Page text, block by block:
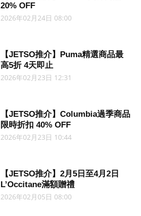
20% OFF
2026年02月24日 08:00
【JETSO推介】Puma精選商品最
高5折 4天即止
2026年02月23日 12:31
【JETSO推介】Columbia過季商品
限時折扣 40% OFF
2026年02月23日 10:44
【JETSO推介】2月5日至4月2日
L’Occitane滿額贈禮
2026年02月05日 08:00